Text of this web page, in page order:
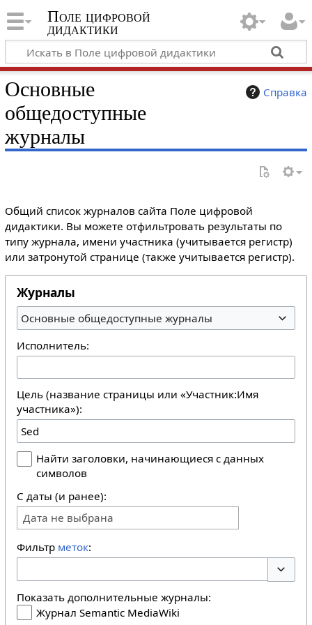
Поле цифровой
дидактики
Справка
Основные
общедоступные
журналы
Общий список журналов сайта Поле цифровой
дидактики. Вы можете отфильтровать результаты по
типу журнала, имени участника (учитывается регистр)
или затронутой странице (также учитывается регистр).
Журналы
Основные общедоступные журналы
Исполнитель:
Цель (название страницы или «Участник:Имя
участника»):
Найти заголовки, начинающиеся с данных
символов
С даты (и ранее):
Дата не выбрана
Фильтр меток:
Показать дополнительные журналы:
Журнал Semantic MediaWiki